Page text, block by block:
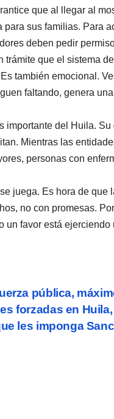
que al llegar al
para sus familias. Para
deben pedir
trámite que el sistema
también emocional.
faltando, genera
importante del Huila.
Mientras las
personas con
juega. Es hora de
no con promesas.
un favor está ejerciendo
pública,
forzadas en
les imponga